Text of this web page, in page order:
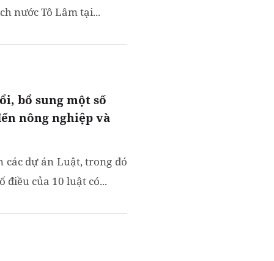
nước Tô Lâm tại...
bổ sung một số
nông nghiệp và
các dự án Luật, trong đó
điều của 10 luật có...